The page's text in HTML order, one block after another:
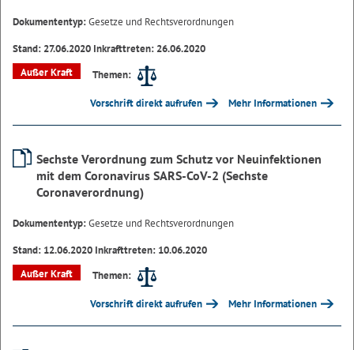
Dokumententyp:Gesetze und Rechtsverordnungen
Stand: 27.06.2020 Inkrafttreten: 26.06.2020
Außer Kraft
Themen:
Vorschrift direkt aufrufen Mehr Informationen
Sechste Verordnung zum Schutz vor Neuinfektionen
mit dem Coronavirus SARS-CoV-2 (Sechste
Coronaverordnung)
Dokumententyp:Gesetze und Rechtsverordnungen
Stand: 12.06.2020 Inkrafttreten: 10.06.2020
Außer Kraft
Themen:
Vorschrift direkt aufrufen Mehr Informationen